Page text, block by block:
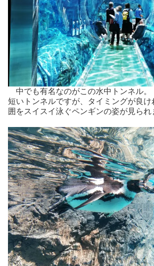
中でも有名なのがこの水中トンネル
短いトンネルですが、タイミングが良け
囲をスイスイ泳ぐペンギンの姿が見られ